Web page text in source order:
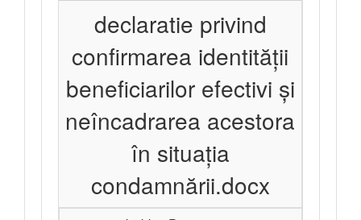
declaratie privind
confirmarea identității
beneficiarilor efectivi și
neîncadrarea acestora
în situația
condamnării.docx